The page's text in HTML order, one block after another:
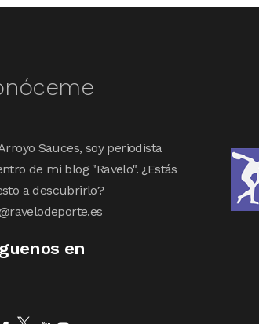
Sauces, soy periodista
de mi blog "Ravelo". ¿Estás
a descubrirlo?
en